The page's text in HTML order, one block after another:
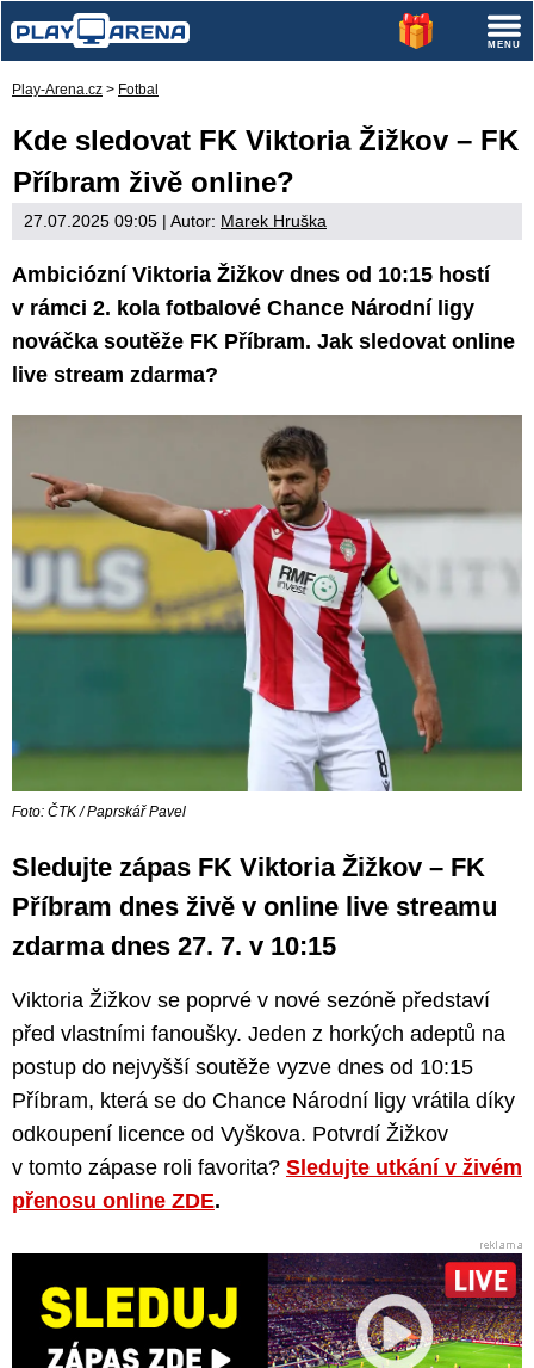
Play-Arena.cz > Fotbal
Kde sledovat FK Viktoria Žižkov – FK
Příbram živě online?
27.07.2025 09:05 | Autor: Marek Hruška
Ambiciózní Viktoria Žižkov dnes od 10:15 hostí
v rámci 2. kola fotbalové Chance Národní ligy
nováčka soutěže FK Příbram. Jak sledovat online
live stream zdarma?
Foto: ČTK / Paprskář Pavel
Sledujte zápas FK Viktoria Žižkov – FK
Příbram dnes živě v online live streamu
zdarma dnes 27. 7. v 10:15
Viktoria Žižkov se poprvé v nové sezóně představí
před vlastními fanoušky. Jeden z horkých adeptů na
postup do nejvyšší soutěže vyzve dnes od 10:15
Příbram, která se do Chance Národní ligy vrátila díky
odkoupení licence od Vyškova. Potvrdí Žižkov
v tomto zápase roli favorita? Sledujte utkání v živém
přenosu online ZDE.